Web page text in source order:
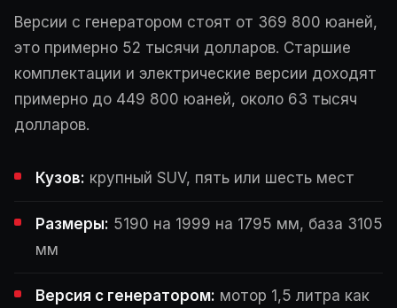
Версии с генератором стоят от 369 800 юаней,
это примерно 52 тысячи долларов. Старшие
комплектации и электрические версии доходят
примерно до 449 800 юаней, около 63 тысяч
долларов.
Кузов: крупный SUV, пять или шесть мест
Размеры: 5190 на 1999 на 1795 мм, база 3105
мм
Версия с генератором: мотор 1,5 литра как